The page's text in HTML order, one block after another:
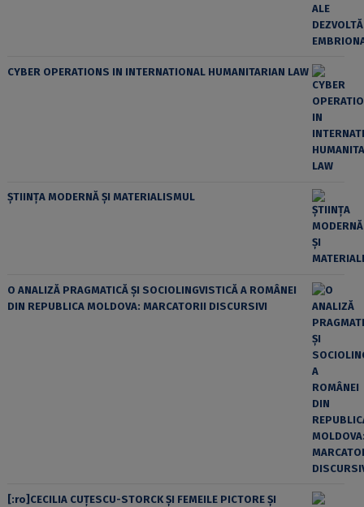
CYBER OPERATIONS IN INTERNATIONAL HUMANITARIAN LAW
ȘTIINȚA MODERNĂ ȘI MATERIALISMUL
O ANALIZĂ PRAGMATICĂ ȘI SOCIOLINGVISTICĂ A ROMÂNEI
DIN REPUBLICA MOLDOVA: MARCATORII DISCURSIVI
[:ro]CECILIA CUŢESCU-STORCK ŞI FEMEILE PICTORE ŞI